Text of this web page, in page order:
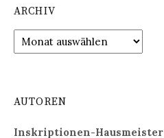
ARCHIV
Archiv
AUTOREN
Inskriptionen-Hausmeister